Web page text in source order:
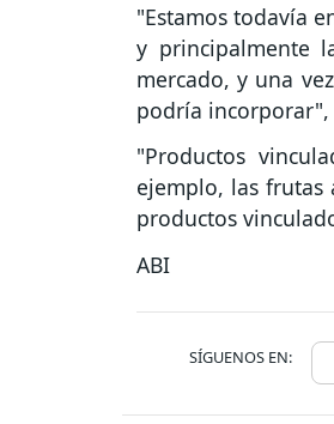
"Estamos todavía
y principalmente
mercado, y una
podría incorporar",
"Productos
ejemplo, las frutas
productos
ABI
SÍGUENOS EN: